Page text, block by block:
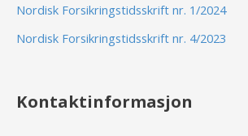
Nordisk Forsikringstidsskrift nr. 1/2024
Nordisk Forsikringstidsskrift nr. 4/2023
Kontaktinformasjon